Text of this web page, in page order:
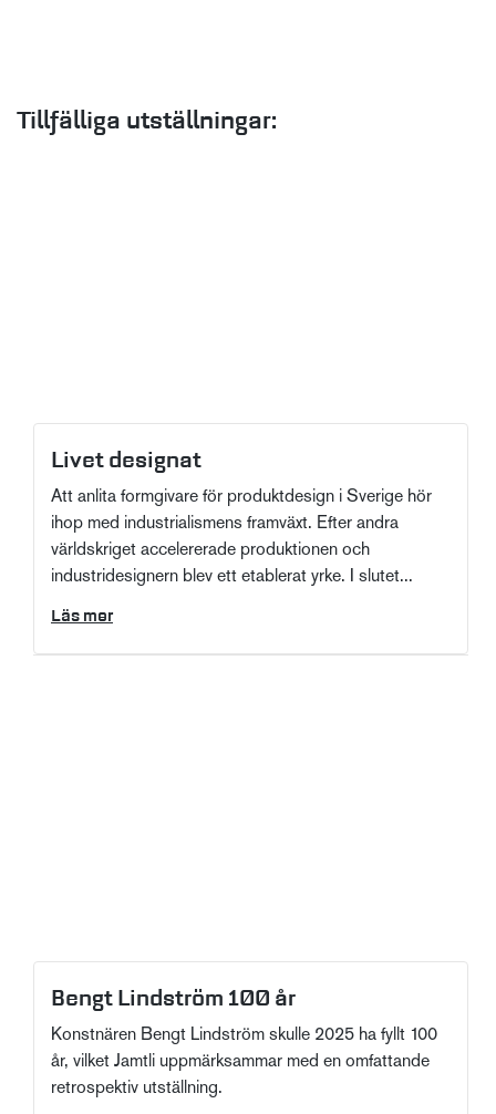
Tillfälliga utställningar:
Livet designat
Att anlita formgivare för produktdesign i Sverige hör
ihop med industrialismens framväxt. Efter andra
världskriget accelererade produktionen och
industridesignern blev ett etablerat yrke. I slutet...
Läs mer
Bengt Lindström 100 år
Konstnären Bengt Lindström skulle 2025 ha fyllt 100
år, vilket Jamtli uppmärksammar med en omfattande
retrospektiv utställning.